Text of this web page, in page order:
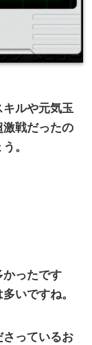
ルや元気玉
戦だったの
。
かったです
いですね。
っているお